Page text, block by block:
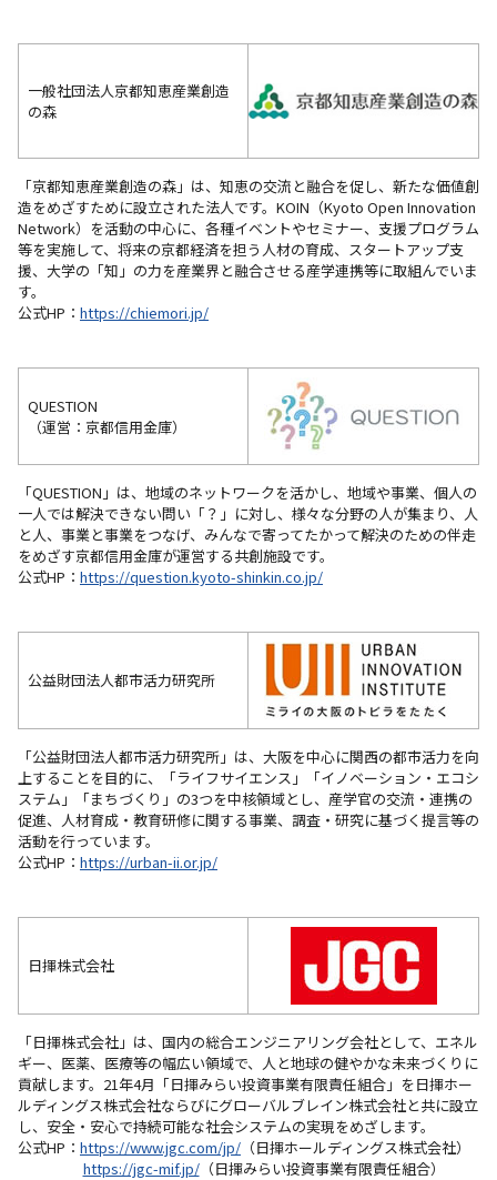
一般社団法人京都知恵産業創造
の森
「京都知恵産業創造の森」は、知恵の交流と融合を促し、新たな価値創
造をめざすために設立された法人です。KOIN（Kyoto Open Innovation
Network）を活動の中心に、各種イベントやセミナー、支援プログラム
等を実施して、将来の京都経済を担う人材の育成、スタートアップ支
援、大学の「知」の力を産業界と融合させる産学連携等に取組んでいま
す。
公式HP： https://chiemori.jp/
QUESTION
（運営：京都信用金庫）
「QUESTION」は、地域のネットワークを活かし、地域や事業、個人の
一人では解決できない問い「？」に対し、様々な分野の人が集まり、人
と人、事業と事業をつなげ、みんなで寄ってたかって解決のための伴走
をめざす京都信用金庫が運営する共創施設です。
公式HP： https://question.kyoto-shinkin.co.jp/
公益財団法人都市活力研究所
「公益財団法人都市活力研究所」は、大阪を中心に関西の都市活力を向
上することを目的に、「ライフサイエンス」「イノベーション・エコシ
ステム」「まちづくり」の3つを中核領域とし、産学官の交流・連携の
促進、人材育成・教育研修に関する事業、調査・研究に基づく提言等の
活動を行っています。
公式HP： https://urban-ii.or.jp/
日揮株式会社
「日揮株式会社」は、国内の総合エンジニアリング会社として、エネル
ギー、医薬、医療等の幅広い領域で、人と地球の健やかな未来づくりに
貢献します。21年4月「日揮みらい投資事業有限責任組合」を日揮ホー
ルディングス株式会社ならびにグローバルブレイン株式会社と共に設立
し、安全・安心で持続可能な社会システムの実現をめざします。
公式HP： https://www.jgc.com/jp/ （日揮ホールディングス株式会社）
https://jgc-mif.jp/（日揮みらい投資事業有限責任組合）